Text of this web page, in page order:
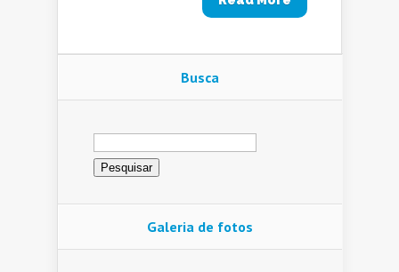
Busca
Pesquisar
por:
Galeria de fotos